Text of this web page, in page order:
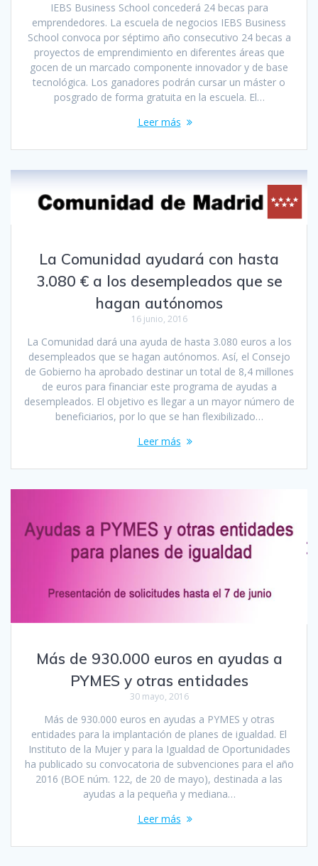
IEBS Business School concederá 24 becas para
emprendedores. La escuela de negocios IEBS Business
School convoca por séptimo año consecutivo 24 becas a
proyectos de emprendimiento en diferentes áreas que
gocen de un marcado componente innovador y de base
tecnológica. Los ganadores podrán cursar un máster o
posgrado de forma gratuita en la escuela. El…
Leer más
La Comunidad ayudará con hasta
3.080 € a los desempleados que se
hagan autónomos
16 junio, 2016
La Comunidad dará una ayuda de hasta 3.080 euros a los
desempleados que se hagan autónomos. Así, el Consejo
de Gobierno ha aprobado destinar un total de 8,4 millones
de euros para financiar este programa de ayudas a
desempleados. El objetivo es llegar a un mayor número de
beneficiarios, por lo que se han flexibilizado…
Leer más
Más de 930.000 euros en ayudas a
PYMES y otras entidades
30 mayo, 2016
Más de 930.000 euros en ayudas a PYMES y otras
entidades para la implantación de planes de igualdad. El
Instituto de la Mujer y para la Igualdad de Oportunidades
ha publicado su convocatoria de subvenciones para el año
2016 (BOE núm. 122, de 20 de mayo), destinada a las
ayudas a la pequeña y mediana…
Leer más